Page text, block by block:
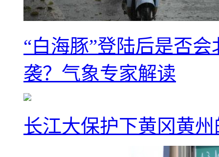
“白海豚”登陆后是否
袭？气象专家解读
长江大保护下黄冈黄